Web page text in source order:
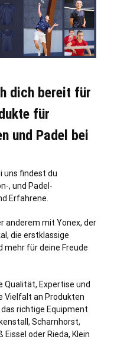
dich bereit für
für
und Padel bei
uns findest du
, und Padel-
Erfahrene.
anderem mit Yonex, der
die erstklassige
mehr für deine Freude
Qualität, Expertise und
Vielfalt an Produkten
richtige Equipment
Scharnhorst,
oder Rieda, Klein